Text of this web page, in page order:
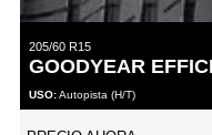
205/60 R15
GOODYEAR
USO:Autopista (H/T)